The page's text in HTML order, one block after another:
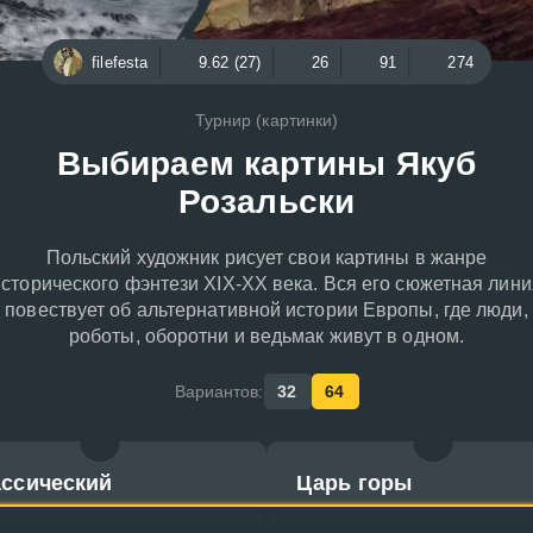
filefesta 9.62 (27) 26 91 274
Турнир (картинки)
Выбираем картины Якуб
Розальски
Польский художник рисует свои картины в жанре
фэнтези XIX-XX века. Вся его сюжетная
повествует об альтернативной истории Европы, где люди,
роботы, оборотни и ведьмак живут в одном.
Вариантов: 32 64
Царь горы